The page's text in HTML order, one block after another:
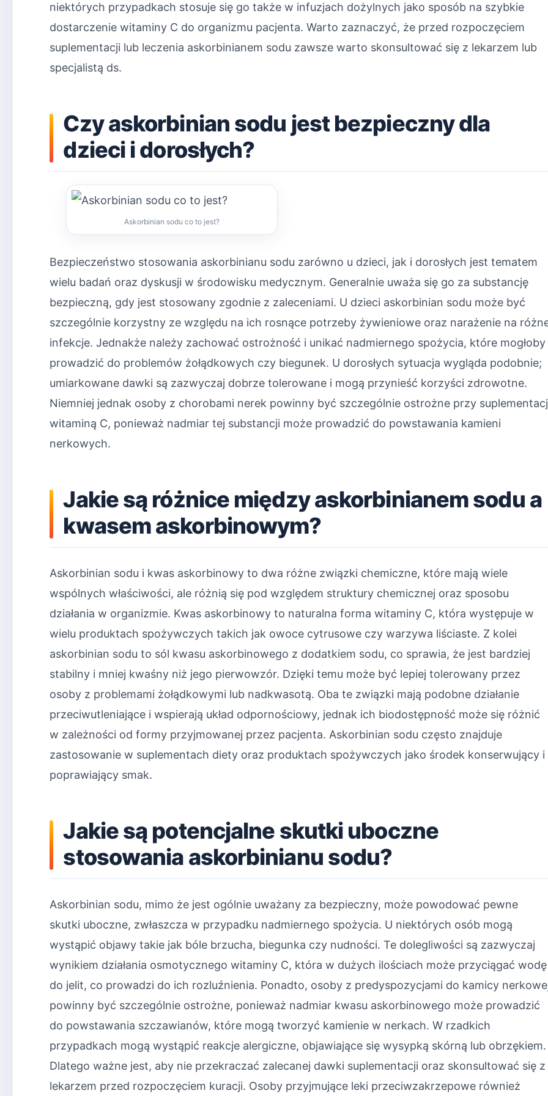
niektórych przypadkach stosuje się go także w infuzjach dożylnych jako sposób na szybkie
dostarczenie witaminy C do organizmu pacjenta. Warto zaznaczyć, że przed rozpoczęciem
suplementacji lub leczenia askorbinianem sodu zawsze warto skonsultować się z lekarzem lub
specjalistą ds.
Czy askorbinian sodu jest bezpieczny dla
dzieci i dorosłych?
Askorbinian sodu co to jest?
Bezpieczeństwo stosowania askorbinianu sodu zarówno u dzieci, jak i dorosłych jest tematem
wielu badań oraz dyskusji w środowisku medycznym. Generalnie uważa się go za substancję
bezpieczną, gdy jest stosowany zgodnie z zaleceniami. U dzieci askorbinian sodu może być
szczególnie korzystny ze względu na ich rosnące potrzeby żywieniowe oraz narażenie na
infekcje. Jednakże należy zachować ostrożność i unikać nadmiernego spożycia, które mogłoby
prowadzić do problemów żołądkowych czy biegunek. U dorosłych sytuacja wygląda podobnie;
umiarkowane dawki są zazwyczaj dobrze tolerowane i mogą przynieść korzyści zdrowotne.
Niemniej jednak osoby z chorobami nerek powinny być szczególnie ostrożne przy
witaminą C, ponieważ nadmiar tej substancji może prowadzić do powstawania kamieni
nerkowych.
Jakie są różnice między askorbinianem sodu a
kwasem askorbinowym?
Askorbinian sodu i kwas askorbinowy to dwa różne związki chemiczne, które mają wiele
wspólnych właściwości, ale różnią się pod względem struktury chemicznej oraz sposobu
działania w organizmie. Kwas askorbinowy to naturalna forma witaminy C, która występuje w
wielu produktach spożywczych takich jak owoce cytrusowe czy warzywa liściaste. Z kolei
askorbinian sodu to sól kwasu askorbinowego z dodatkiem sodu, co sprawia, że jest bardziej
stabilny i mniej kwaśny niż jego pierwowzór. Dzięki temu może być lepiej tolerowany przez
osoby z problemami żołądkowymi lub nadkwasotą. Oba te związki mają podobne działanie
przeciwutleniające i wspierają układ odpornościowy, jednak ich biodostępność może się różnić
w zależności od formy przyjmowanej przez pacjenta. Askorbinian sodu często znajduje
zastosowanie w suplementach diety oraz produktach spożywczych jako środek konserwujący i
poprawiający smak.
Jakie są potencjalne skutki uboczne
stosowania askorbinianu sodu?
Askorbinian sodu, mimo że jest ogólnie uważany za bezpieczny, może powodować pewne
skutki uboczne, zwłaszcza w przypadku nadmiernego spożycia. U niektórych osób mogą
wystąpić objawy takie jak bóle brzucha, biegunka czy nudności. Te dolegliwości są zazwyczaj
wynikiem działania osmotycznego witaminy C, która w dużych ilościach może przyciągać wodę
do jelit, co prowadzi do ich rozluźnienia. Ponadto, osoby z predyspozycjami do kamicy
powinny być szczególnie ostrożne, ponieważ nadmiar kwasu askorbinowego może prowadzić
do powstawania szczawianów, które mogą tworzyć kamienie w nerkach. W rzadkich
przypadkach mogą wystąpić reakcje alergiczne, objawiające się wysypką skórną lub obrzękiem.
Dlatego ważne jest, aby nie przekraczać zalecanej dawki suplementacji oraz skonsultować się z
lekarzem przed rozpoczęciem kuracji. Osoby przyjmujące leki przeciwzakrzepowe również